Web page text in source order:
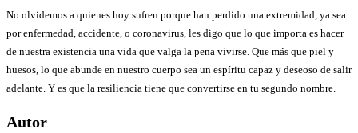
No olvidemos a quienes hoy sufren porque han perdido una extremidad, ya sea
por enfermedad, accidente, o coronavirus, les digo que lo que importa es hacer
de nuestra existencia una vida que valga la pena vivirse. Que más que piel y
huesos, lo que abunde en nuestro cuerpo sea un espíritu capaz y deseoso de salir
adelante. Y es que la resiliencia tiene que convertirse en tu segundo nombre.
Autor